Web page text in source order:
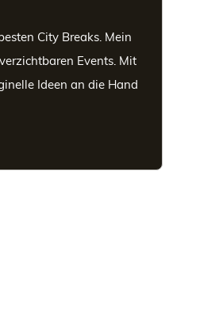
City Breaks. Mein
Events. Mit
Ideen an die Hand